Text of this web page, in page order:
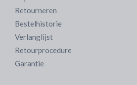
Retourneren
Bestelhistorie
Verlanglijst
Retourprocedure
Garantie